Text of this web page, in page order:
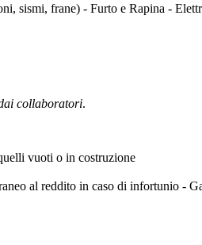
sismi, frane) - Furto e Rapina -
collaboratori.
vuoti o in costruzione
al reddito in caso di infortunio -